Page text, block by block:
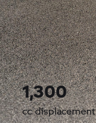
1,300
cc displacement